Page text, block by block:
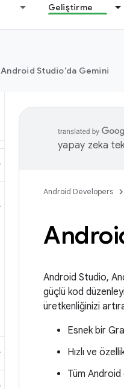
Geliştirme
Android Studio'da Gemini
yapay zeka
Android Developers
Android Studio,
güçlü kod
üretkenliğinizi
Esnek bir
Hızlı ve
Tüm